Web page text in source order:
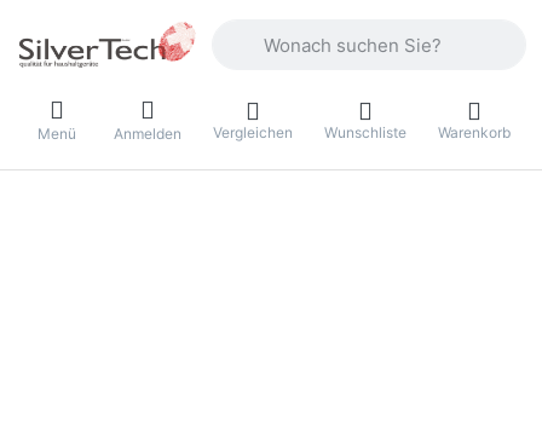
Menü Anmelden Vergleichen Wunschliste Warenkorb